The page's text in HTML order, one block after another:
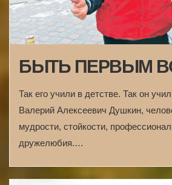
БЫТЬ ПЕРВЫМ
Так его учили в детстве. Так он
Валерий Алексеевич Душкин,
мудрости, стойкости,
дружелюбия.…